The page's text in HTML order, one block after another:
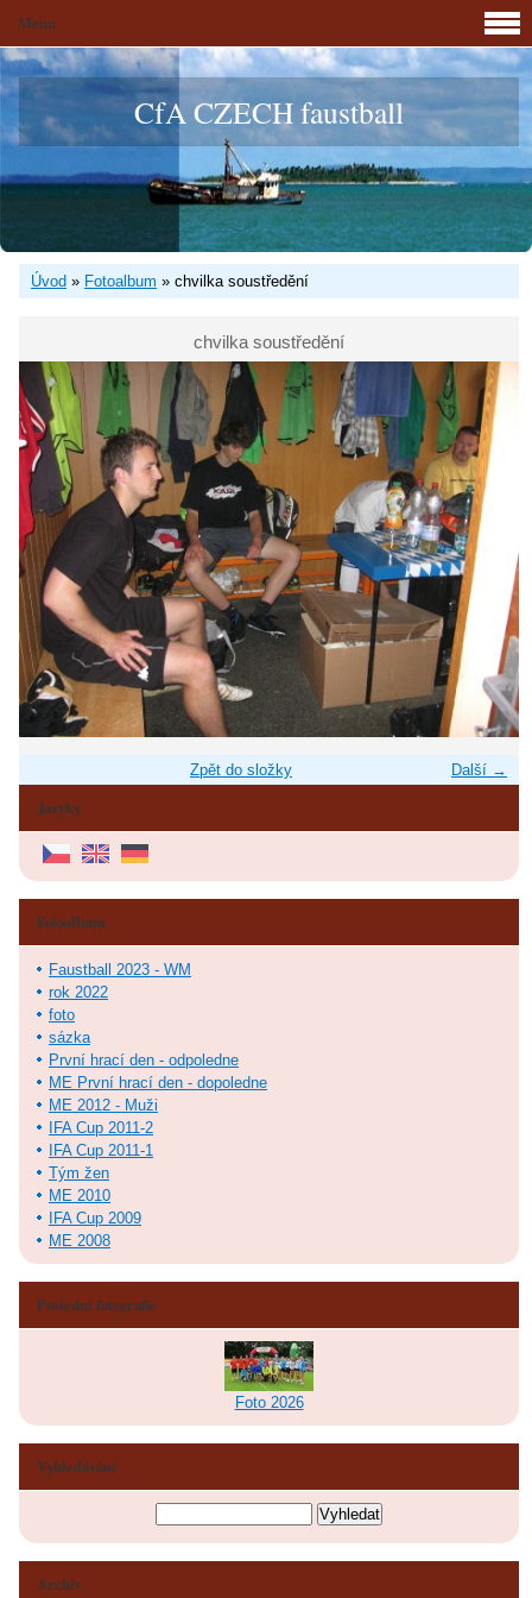
CfA CZECH faustball
Úvod » Fotoalbum » chvilka soustředění
chvilka soustředění
Další →
Zpět do složky
Jazyky
Menu
Fotoalbum
Faustball 2023 - WM
rok 2022
foto
sázka
První hrací den - odpoledne
ME První hrací den - dopoledne
ME 2012 - Muži
IFA Cup 2011-2
IFA Cup 2011-1
Tým žen
ME 2010
IFA Cup 2009
ME 2008
Poslední fotografie
Foto 2026
Vyhledávání
Archiv